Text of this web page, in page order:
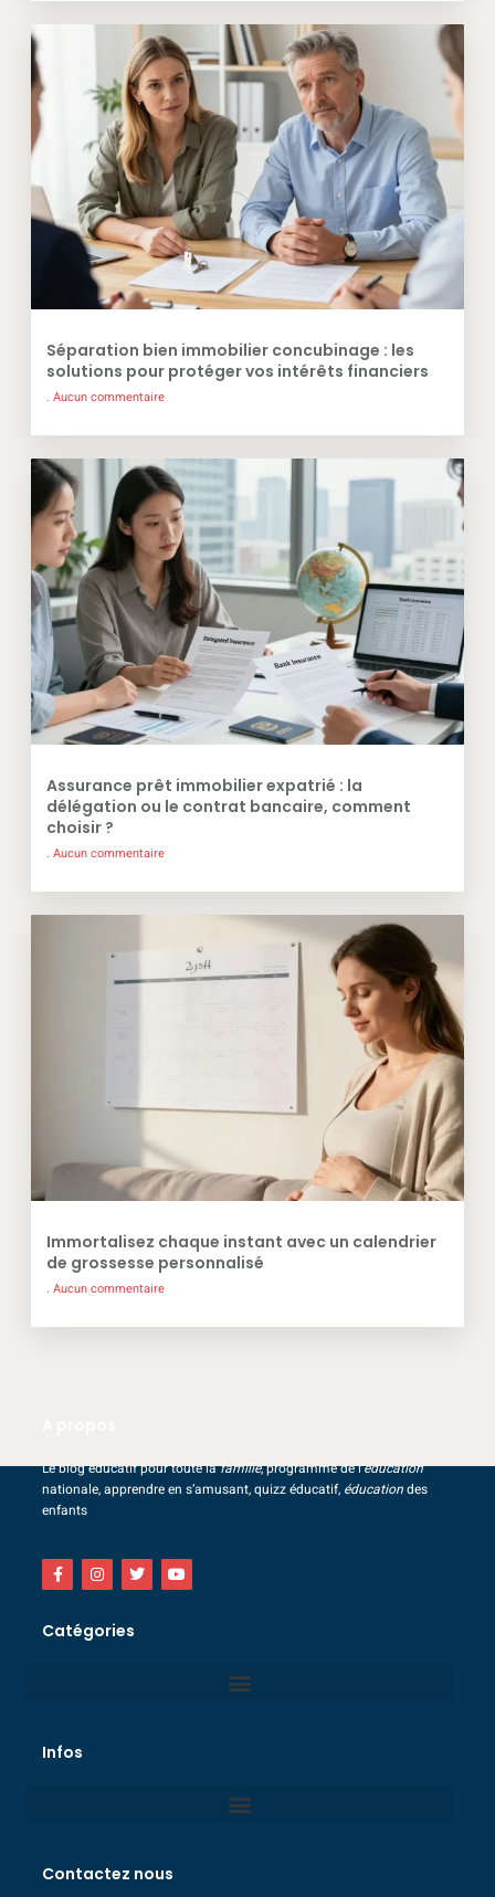
Séparation bien immobilier concubinage : les
solutions pour protéger vos intérêts financiers
Aucun commentaire
Assurance prêt immobilier expatrié : la
délégation ou le contrat bancaire, comment
choisir ?
Aucun commentaire
Immortalisez chaque instant avec un calendrier
de grossesse personnalisé
Aucun commentaire
Le blog éducatif pour toute lafamille, programme de l’éducation
nationale, apprendre en s’amusant, quizz éducatif, éducationdes
enfants
Catégories
Infos
Contactez nous